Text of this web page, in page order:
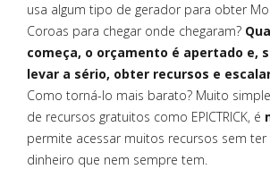
usa algum tipo de gerador para obter
Coroas para chegar onde chegaram?
começa, o orçamento é apertado e,
levar a sério, obter recursos e
Como torná-lo mais barato? Muito
de recursos gratuitos como EPICTRICK, é
permite acessar muitos recursos sem ter
dinheiro que nem sempre tem.